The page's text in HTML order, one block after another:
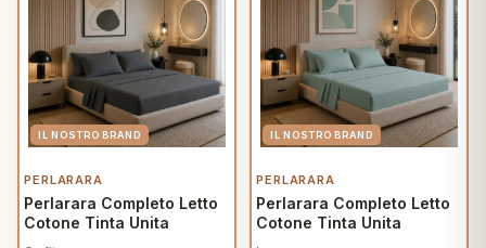
PERLARARA
Perlarara Completo Letto
Cotone Tinta Unita
PERLARARA
Perlarara Completo Letto
Cotone Tinta Unita